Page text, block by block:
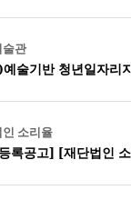
관
술기반 청년일자리
소리율
록공고] [재단법인